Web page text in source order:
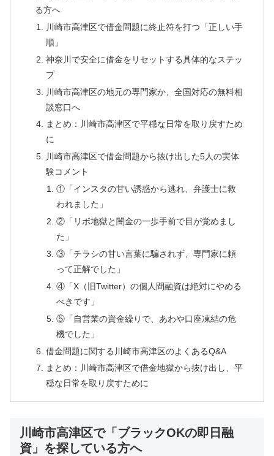
る方へ
川崎市高津区で借金問題に終止符を打つ「正しい手
順」
神奈川で安全に借金をリセットする具体的なステッ
プ
川崎市高津区の地元の専門家か、全国対応の無料相
談窓口へ
まとめ：川崎市高津区で平穏な日常を取り戻すため
に
川崎市高津区で借金問題から抜け出した5人の実体
験コメント
①「インスタの甘い誘惑から逃れ、弁護士に救
われました」
②「リボ地獄と闇金の一歩手前で目が覚めまし
た」
③「チラシの甘い言葉に騙されず、専門家に頼
って正解でした」
④「X（旧Twitter）の個人間融資は絶対にやめる
べきです」
⑤「自営業の資金繰りで、あわや口座凍結の危
機でした」
借金問題に関する川崎市高津区のよくあるQ&A
まとめ：川崎市高津区で借金地獄から抜け出し、平
穏な日常を取り戻すために
川崎市高津区で「ブラックOKの即日融
資」を探している方へ